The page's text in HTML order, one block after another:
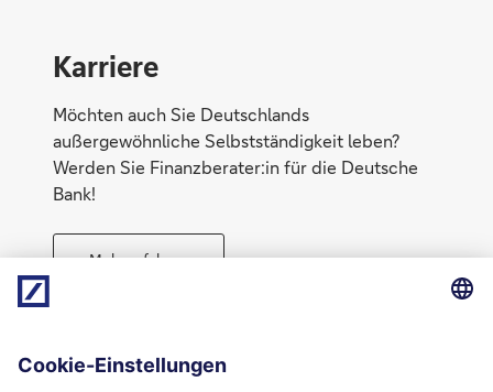
Direktabschluss möglich
Geld anlegen
Karriere
Möchten auch Sie Deutschlands
außergewöhnliche Selbstständigkeit leben?
Werden Sie Finanzberater:in für die Deutsche
Bank!
Mehr erfahren